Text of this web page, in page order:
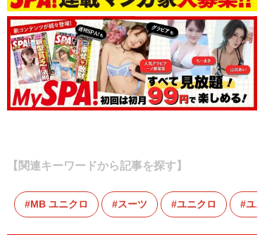
【関連キーワードから記事を探す】
MB ユニクロ スーツ ユニクロ ユニク